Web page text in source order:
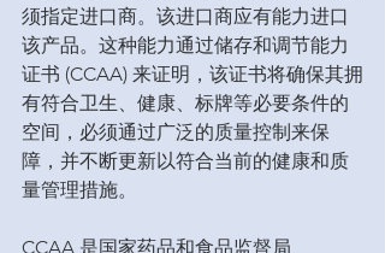
须指定进口商。该进口商应有能力进口
该产品。这种能力通过储存和调节能力
证书 (CCAA) 来证明，该证书将确保其拥
有符合卫生、健康、标牌等必要条件的
空间，必须通过广泛的质量控制来保
障，并不断更新以符合当前的健康和质
量管理措施。
CCAA 是国家药品和食品监督局